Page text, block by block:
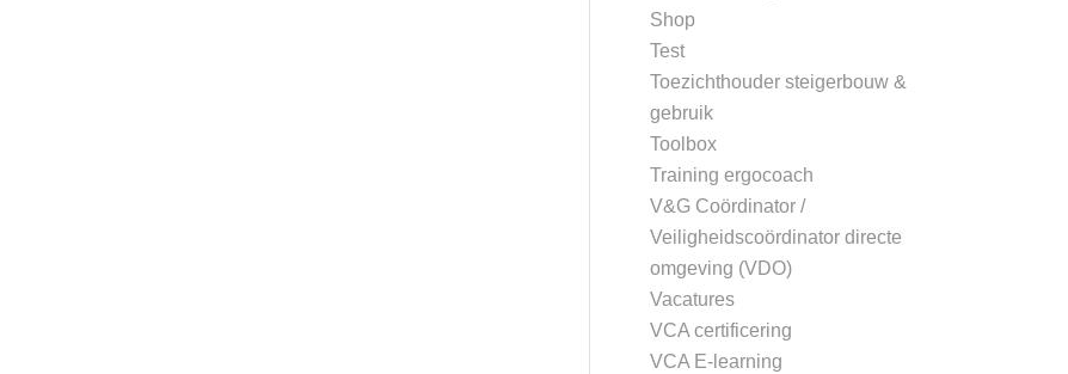
Shop
Test
Toezichthouder steigerbouw &
gebruik
Toolbox
Training ergocoach
V&G Coördinator /
Veiligheidscoördinator directe
omgeving (VDO)
Vacatures
VCA certificering
VCA E-learning